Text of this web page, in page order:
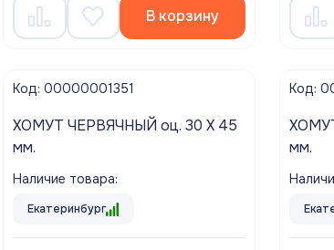
В корзину
Код: 00000001351
ХОМУТ ЧЕРВЯЧНЫЙ оц. 30 Х 45
мм.
Наличие товара:
Екатеринбург
Код:
ХОМУТ ЧЕРВЯЧНЫЙ оц.
мм.